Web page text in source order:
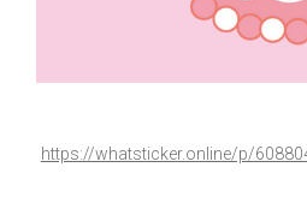
https://whatsticker.online/p/